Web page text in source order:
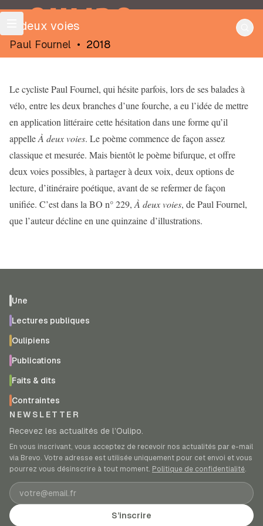
OULIPO
À deux voies
Paul Fournel • 2018
Le cycliste Paul Fournel, qui hésite parfois, lors de ses balades à
vélo, entre les deux branches d’une fourche, a eu l’idée de mettre
en application littéraire cette hésitation dans une forme qu’il
appelleÀ deux voies. Le poème commence de façon assez
classique et mesurée. Mais bientôt le poème bifurque, et offre
deux voies possibles, à partager à deux voix, deux options de
lecture, d’itinéraire poétique, avant de se refermer de façon
unifiée. C’est dans la BO n° 229, À deux voies, de Paul Fournel,
que l’auteur décline en une quinzaine d’illustrations.
Une
Lectures publiques
Oulipiens
Publications
Faits & dits
Contraintes
NEWSLETTER
Recevez les actualités de l’Oulipo.
En vous inscrivant, vous acceptez de recevoir nos actualités par e-mail
via Brevo. Votre adresse est utilisée uniquement pour cet envoi et vous
pourrez vous désinscrire à tout moment. Politique de confidentialité.
Adresse e-mail
S’inscrire